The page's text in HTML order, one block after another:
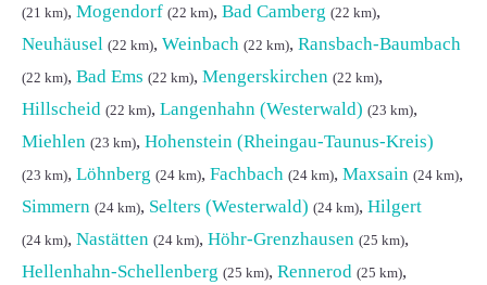
(21 km), Mogendorf (22 km), Bad Camberg (22 km),
Neuhäusel (22 km), Weinbach (22 km), Ransbach-Baumbach
(22 km), Bad Ems (22 km), Mengerskirchen (22 km),
Hillscheid (22 km), Langenhahn (Westerwald) (23 km),
Miehlen (23 km), Hohenstein (Rheingau-Taunus-Kreis)
(23 km), Löhnberg (24 km), Fachbach (24 km), Maxsain (24 km),
Simmern (24 km), Selters (Westerwald) (24 km), Hilgert
(24 km), Nastätten (24 km), Höhr-Grenzhausen (25 km),
Hellenhahn-Schellenberg (25 km), Rennerod (25 km),